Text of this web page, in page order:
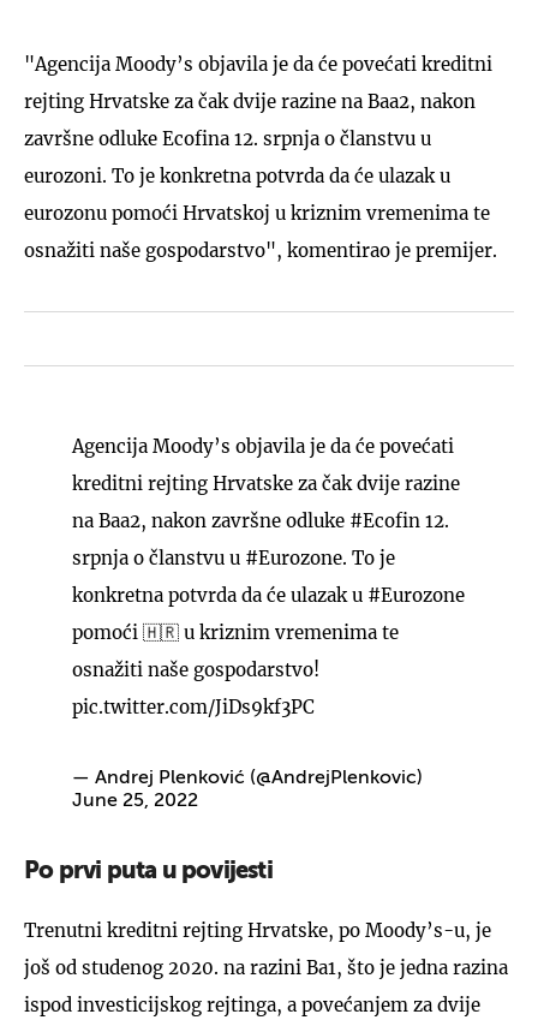
"Agencija Moody’s objavila je da će povećati kreditni
rejting Hrvatske za čak dvije razine na Baa2, nakon
završne odluke Ecofina 12. srpnja o članstvu u
eurozoni. To je konkretna potvrda da će ulazak u
eurozonu pomoći Hrvatskoj u kriznim vremenima te
osnažiti naše gospodarstvo", komentirao je premijer.
Agencija Moody’s objavila je da će povećati
kreditni rejting Hrvatske za čak dvije razine
na Baa2, nakon završne odluke #Ecofin 12.
srpnja o članstvu u #Eurozone. To je
konkretna potvrda da će ulazak u #Eurozone
pomoći 🇭🇷 u kriznim vremenima te
osnažiti naše gospodarstvo!
pic.twitter.com/JiDs9kf3PC
— Andrej Plenković (@AndrejPlenkovic)
June 25, 2022
Po prvi puta u povijesti
Trenutni kreditni rejting Hrvatske, po Moody’s-u, je
još od studenog 2020. na razini Ba1, što je jedna razina
ispod investicijskog rejtinga, a povećanjem za dvije